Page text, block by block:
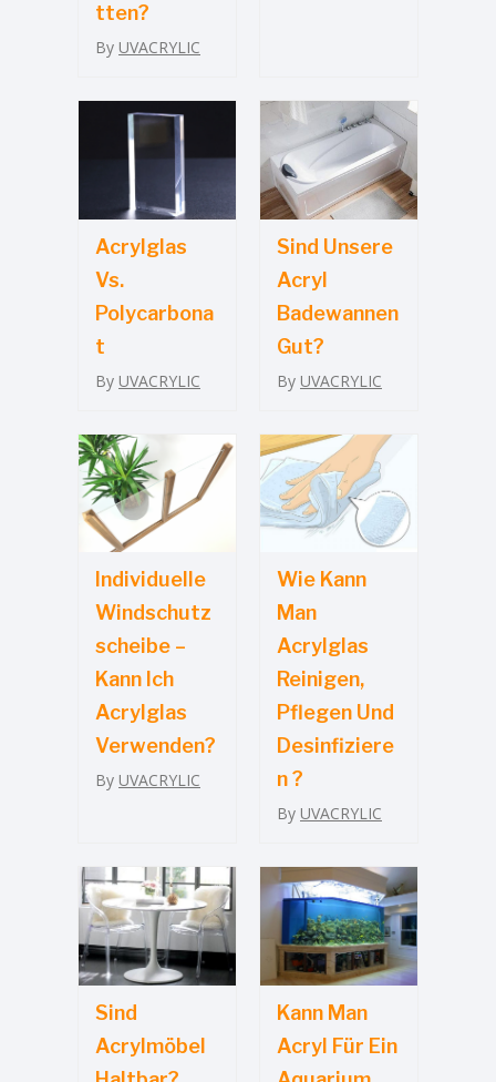
Tten?
By UVACRYLIC
Acrylglas
Vs.
Polycarbona
T
By UVACRYLIC
Sind Unsere
Acryl
Badewannen
Gut?
By UVACRYLIC
Individuelle
Windschutz
Scheibe –
Kann Ich
Acrylglas
Verwenden?
By UVACRYLIC
Wie Kann
Man
Acrylglas
Reinigen,
Pflegen Und
Desinfiziere
N ?
By UVACRYLIC
Sind
Acrylmöbel
Kann Man
Acryl Für Ein